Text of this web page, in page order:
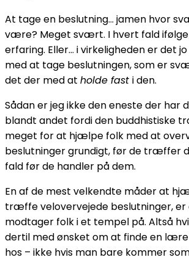
At tage en beslutning… jamen hvor
være? Meget svært. I hvert fald
erfaring. Eller… i virkeligheden er det
med at tage beslutningen, som er
det der med at holde fast i den.
Sådan er jeg ikke den eneste der har
blandt andet fordi den buddhistiske
meget for at hjælpe folk med at
beslutninger grundigt, før de træffer
fald før de handler på dem.
En af de mest velkendte måder at
træffe velovervejede beslutninger, er
modtager folk i et tempel på. Altså
dertil med ønsket om at finde en
hos – ikke hvis man bare kommer